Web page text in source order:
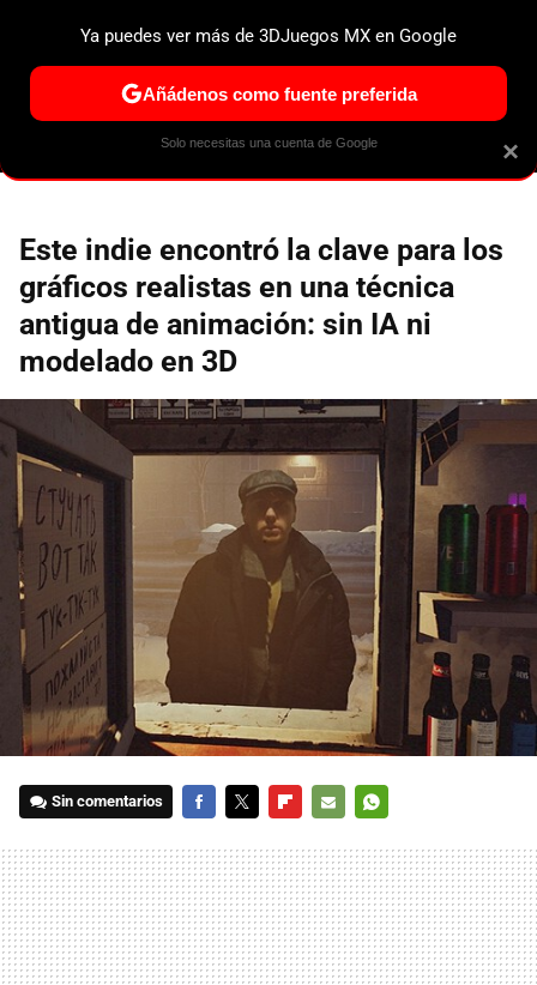
ESPECIALES PS5 NINTENDO SWITCH 2 XBOX
Este indie encontró la clave para los
gráficos realistas en una técnica
antigua de animación: sin IA ni
modelado en 3D
Sin comentarios
MAIL
×
Ya puedes ver más de 3DJuegos MX en Google
Añádenos como fuente preferida
Solo necesitas una cuenta de Google